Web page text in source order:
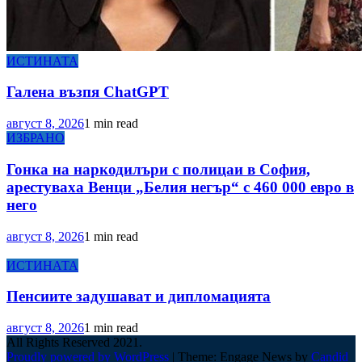
ИСТИНАТА
Галена възпя ChatGPT
август 8, 20261 min read
ИЗБРАНО
Гонка на наркодилъри с полицаи в София,
арестуваха Венци „Белия негър“ с 460 000 евро в
него
август 8, 20261 min read
ИСТИНАТА
Пенсиите задушават и дипломацията
август 8, 20261 min read
All Rights Reserved 2021.
Proudly powered by WordPress | Theme: Engage News by Candid